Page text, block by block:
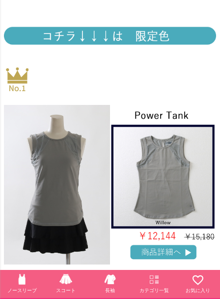
ノースリーブ スコート 長袖 カテゴリ一覧 お気に入り